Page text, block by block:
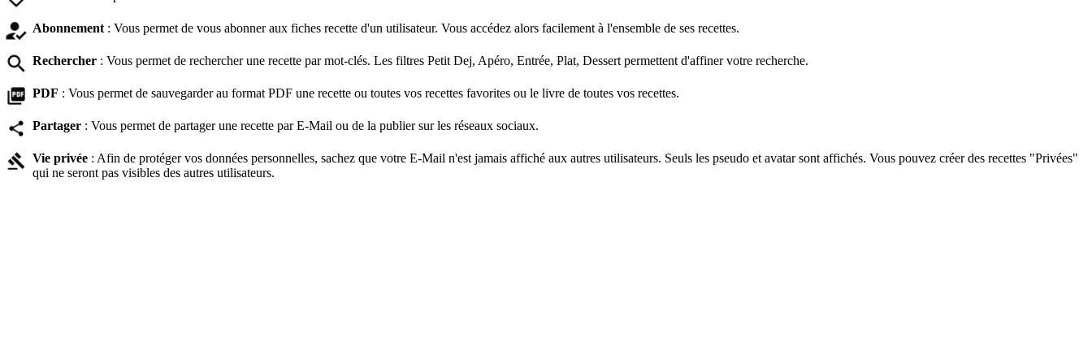
Abonnement : Vous permet de vous abonner aux fiches recette d'un utilisateur. Vous accédez alors facilement à l'ensemble de ses recettes.
Rechercher : Vous permet de rechercher une recette par mot-clés. Les filtres Petit Dej, Apéro, Entrée, Plat, Dessert permettent d'affiner votre recherche.
PDF : Vous permet de sauvegarder au format PDF une recette ou toutes vos recettes favorites ou le livre de toutes vos recettes.
Partager : Vous permet de partager une recette par E-Mail ou de la publier sur les réseaux sociaux.
Vie privée : Afin de protéger vos données personnelles, sachez que votre E-Mail n'est jamais affiché aux autres utilisateurs. Seuls les pseudo et avatar sont affichés. Vous pouvez créer des recettes "Privées"
qui ne seront pas visibles des autres utilisateurs.